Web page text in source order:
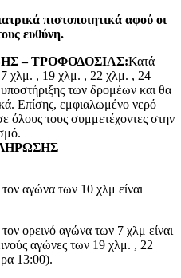
πιστοποιητικά αφού οι
ευθύνη.
– ΤΡΟΦΟΔΟΣΙΑΣ:Κατά
χλμ. , 19 χλμ. , 22 χλμ. , 24
των δρομέων και θα
Επίσης, εμφιαλωμένο νερό
όλους τους συμμετέχοντες στην
αγώνα των 10 χλμ είναι
ορεινό αγώνα των 7 χλμ είναι
αγώνες των 19 χλμ. , 22
13:00).